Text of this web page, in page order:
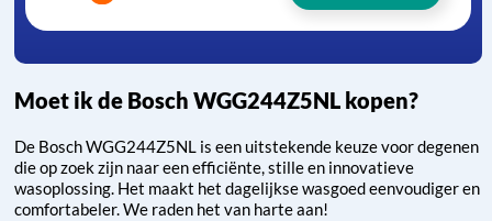
Moet ik de Bosch WGG244Z5NL kopen?
De Bosch WGG244Z5NL is een uitstekende keuze voor degenen
die op zoek zijn naar een efficiënte, stille en innovatieve
wasoplossing. Het maakt het dagelijkse wasgoed eenvoudiger en
comfortabeler. We raden het van harte aan!